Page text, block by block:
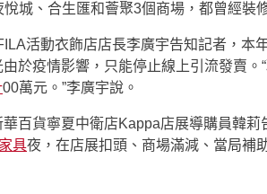
城、合生匯和薈聚3個商場，都曾經裝
活動衣飾店店長李廣宇告知記者，本
於疫情影響，只能停止線上引流發賣
00萬元。”李廣宇說。
百貨寧夏中衛店Kappa店展導購員韓
具夜，在店展扣頭、商場滿減、當局補